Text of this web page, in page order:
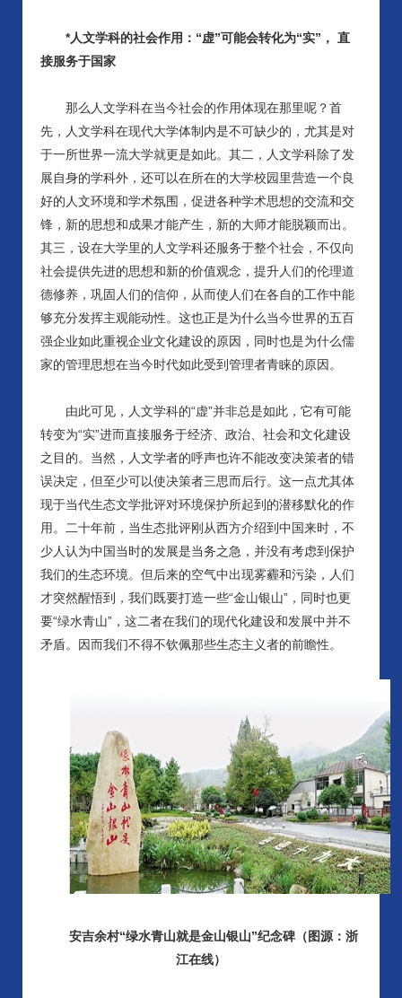
*人文学科的社会作用：“虚”可能会转化为“实”， 直
接服务于国家
那么人文学科在当今社会的作用体现在那里呢？首
先，人文学科在现代大学体制内是不可缺少的，尤其是对
于一所世界一流大学就更是如此。其二，人文学科除了发
展自身的学科外，还可以在所在的大学校园里营造一个良
好的人文环境和学术氛围，促进各种学术思想的交流和交
锋，新的思想和成果才能产生，新的大师才能脱颖而出。
其三，设在大学里的人文学科还服务于整个社会，不仅向
社会提供先进的思想和新的价值观念，提升人们的伦理道
德修养，巩固人们的信仰，从而使人们在各自的工作中能
够充分发挥主观能动性。这也正是为什么当今世界的五百
强企业如此重视企业文化建设的原因，同时也是为什么儒
家的管理思想在当今时代如此受到管理者青睐的原因。
由此可见，人文学科的“虚”并非总是如此，它有可能
转变为“实”进而直接服务于经济、政治、社会和文化建设
之目的。当然，人文学者的呼声也许不能改变决策者的错
误决定，但至少可以使决策者三思而后行。这一点尤其体
现于当代生态文学批评对环境保护所起到的潜移默化的作
用。二十年前，当生态批评刚从西方介绍到中国来时，不
少人认为中国当时的发展是当务之急，并没有考虑到保护
我们的生态环境。但后来的空气中出现雾霾和污染，人们
才突然醒悟到，我们既要打造一些“金山银山”，同时也更
要“绿水青山”，这二者在我们的现代化建设和发展中并不
矛盾。因而我们不得不钦佩那些生态主义者的前瞻性。
安吉余村“绿水青山就是金山银山”纪念碑（图源：浙
江在线）